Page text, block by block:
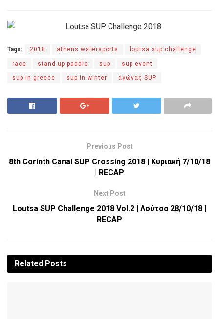
Tags: 2018 athens watersports loutsa sup challenge
race stand up paddle sup sup event
sup in greece sup in winter αγώνας SUP
Previous Post
8th Corinth Canal SUP Crossing 2018 | Κυριακή 7/10/18
| RECAP
Next Post
Loutsa SUP Challenge 2018 Vol.2 | Λούτσα 28/10/18 |
RECAP
Related Posts